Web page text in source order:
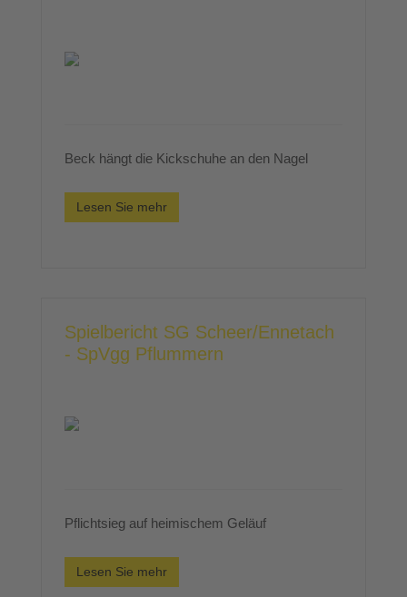
Beck hängt die Kickschuhe an den Nagel
Lesen Sie mehr
Spielbericht SG Scheer/Ennetach
- SpVgg Pflummern
Pflichtsieg auf heimischem Geläuf
Lesen Sie mehr